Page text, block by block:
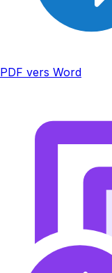
PDF vers Word